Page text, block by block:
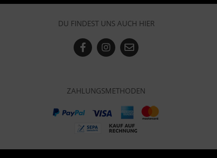
DU FINDEST UNS AUCH HIER
ZAHLUNGSMETHODEN